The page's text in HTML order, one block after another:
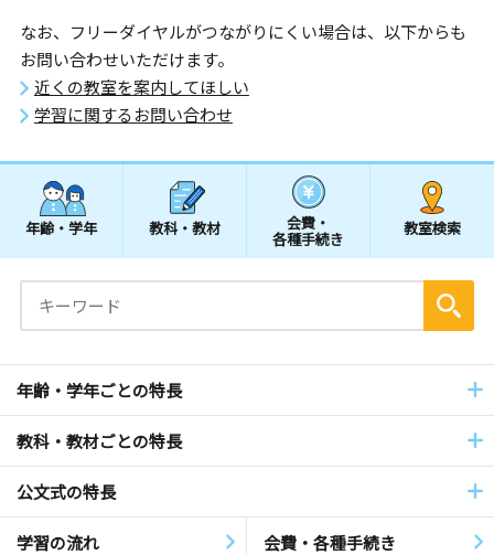
なお、フリーダイヤルがつながりにくい場合は、以下からも
お問い合わせいただけます。
近くの教室を案内してほしい
学習に関するお問い合わせ
年齢・学年 教科・教材 会費・
各種手続き
教室検索
年齢・学年ごとの特長
教科・教材ごとの特長
公文式の特長
学習の流れ 会費・各種手続き